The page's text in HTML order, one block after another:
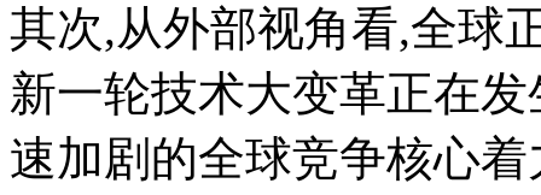
其次,从外部视角看,全球
新一轮技术大变革正在
速加剧的全球竞争核心